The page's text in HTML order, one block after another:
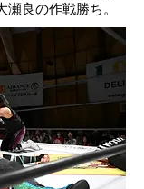
良の作戦勝ち。